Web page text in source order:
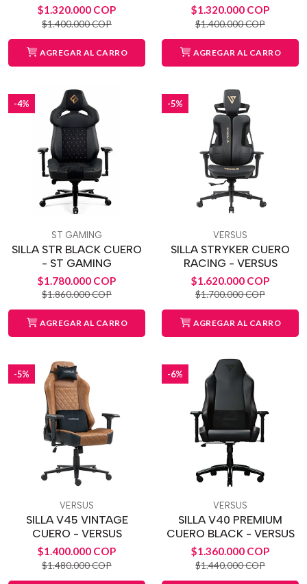
$1.320.000 COP
$1.400.000 COP
AGREGAR AL CARRO
$1.320.000 COP
$1.400.000 COP
AGREGAR AL CARRO
-4%
ST GAMING
SILLA STR BLACK CUERO
- ST GAMING
$1.780.000 COP
$1.860.000 COP
AGREGAR AL CARRO
-5%
VERSUS
SILLA STRYKER CUERO
RACING - VERSUS
$1.620.000 COP
$1.700.000 COP
AGREGAR AL CARRO
-5%
VERSUS
SILLA V45 VINTAGE
CUERO - VERSUS
$1.400.000 COP
$1.480.000 COP
-6%
VERSUS
SILLA V40 PREMIUM
CUERO BLACK - VERSUS
$1.360.000 COP
$1.440.000 COP